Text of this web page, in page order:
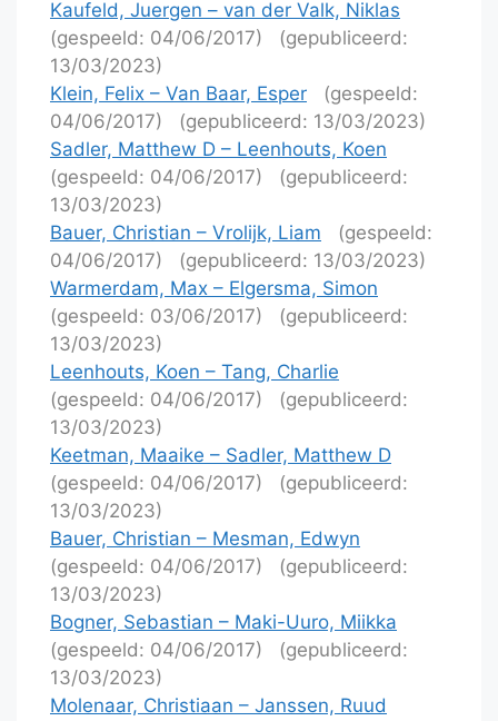
Kaufeld, Juergen – van der Valk, Niklas
(gespeeld: 04/06/2017)
(gepubliceerd:
13/03/2023)
Klein, Felix – Van Baar, Esper
(gespeeld:
04/06/2017)
(gepubliceerd: 13/03/2023)
Sadler, Matthew D – Leenhouts, Koen
(gespeeld: 04/06/2017)
(gepubliceerd:
13/03/2023)
Bauer, Christian – Vrolijk, Liam
(gespeeld:
04/06/2017)
(gepubliceerd: 13/03/2023)
Warmerdam, Max – Elgersma, Simon
(gespeeld: 03/06/2017)
(gepubliceerd:
13/03/2023)
Leenhouts, Koen – Tang, Charlie
(gespeeld: 04/06/2017)
(gepubliceerd:
13/03/2023)
Keetman, Maaike – Sadler, Matthew D
(gespeeld: 04/06/2017)
(gepubliceerd:
13/03/2023)
Bauer, Christian – Mesman, Edwyn
(gespeeld: 04/06/2017)
(gepubliceerd:
13/03/2023)
Bogner, Sebastian – Maki-Uuro, Miikka
(gespeeld: 04/06/2017)
(gepubliceerd:
13/03/2023)
Molenaar, Christiaan – Janssen, Ruud